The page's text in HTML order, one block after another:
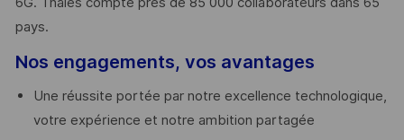
pays. ​
Nos engagements, vos avantages
Une réussite portée par notre excellence technologique,
votre expérience et notre ambition partagée